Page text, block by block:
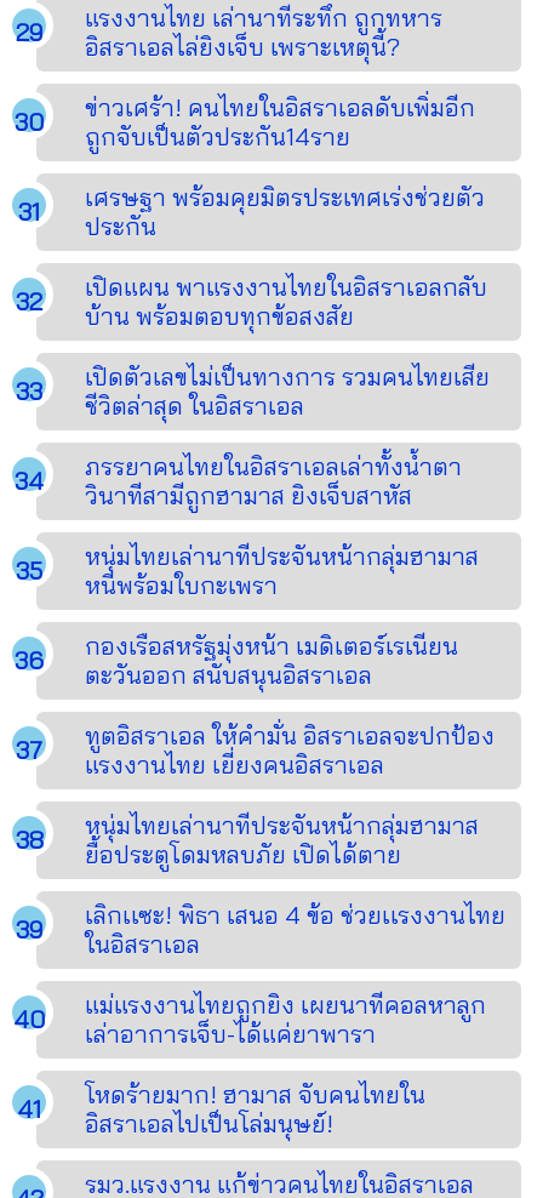
แรงงานไทย เล่านาทีระทึก ถูกทหาร
อิสราเอลไล่ยิงเจ็บ เพราะเหตุนี้?
ข่าวเศร้า! คนไทยในอิสราเอลดับเพิ่มอีก
ถูกจับเป็นตัวประกัน14ราย
เศรษฐา พร้อมคุยมิตรประเทศเร่งช่วยตัว
ประกัน
เปิดแผน พาแรงงานไทยในอิสราเอลกลับ
บ้าน พร้อมตอบทุกข้อสงสัย
เปิดตัวเลขไม่เป็นทางการ รวมคนไทยเสีย
ชีวิตล่าสุด ในอิสราเอล
ภรรยาคนไทยในอิสราเอลเล่าทั้งนํ้าตา
วินาทีสามีถูกฮามาส ยิงเจ็บสาหัส
หนุ่มไทยเล่านาทีประจันหน้ากลุ่มฮามาส
หนีพร้อมใบกะเพรา
กองเรือสหรัฐมุ่งหน้า เมดิเตอร์เรเนียน
ตะวันออก สนับสนุนอิสราเอล
ทูตอิสราเอล ให้คำมั่น อิสราเอลจะปกป้อง
แรงงานไทย เยี่ยงคนอิสราเอล
หนุ่มไทยเล่านาทีประจันหน้ากลุ่มฮามาส
ยื้อประตูโดมหลบภัย เปิดได้ตาย
เลิกเเซะ! พิธา เสนอ 4 ข้อ ช่วยเเรงงานไทย
ในอิสราเอล
แม่แรงงานไทยถูกยิง เผยนาทีคอลหาลูก
เล่าอาการเจ็บ-ได้แค่ยาพารา
โหดร้ายมาก! ฮามาส จับคนไทยใน
อิสราเอลไปเป็นโล่มนุษย์!
รมว.แรงงาน แก้ข่าวคนไทยในอิสราเอล